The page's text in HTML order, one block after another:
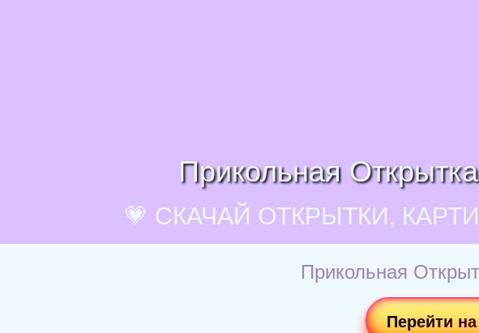
Прикольная
💗 СКАЧАЙ ОТКРЫТКИ,
Прикольная
Перейти